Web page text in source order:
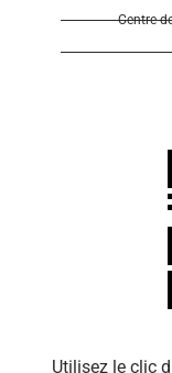
Centre
Utilisez le clic